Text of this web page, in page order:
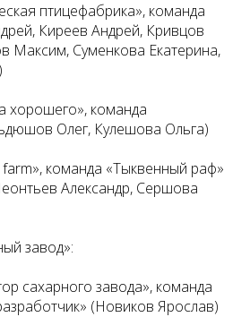
птицефабрика», команда
Киреев Андрей, Кривцов
Максим, Суменкова Екатерина,
хорошего», команда
Олег, Кулешова Ольга)
команда «Тыквенный раф»
Александр, Сершова
завод»:
сахарного завода», команда
(Новиков Ярослав)